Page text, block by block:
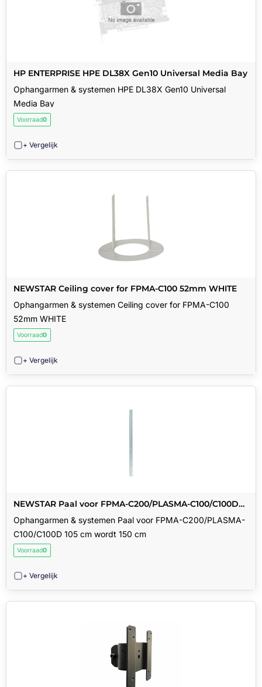
HP ENTERPRISE HPE DL38X Gen10 Universal Media Bay
Ophangarmen & systemen HPE DL38X Gen10 Universal
Media Bay
Voorraad0
+ Vergelijk
NEWSTAR Ceiling cover for FPMA-C100 52mm WHITE
Ophangarmen & systemen Ceiling cover for FPMA-C100
52mm WHITE
Voorraad0
+ Vergelijk
NEWSTAR Paal voor FPMA-C200/PLASMA-C100/C100D
105 cm wordt 150 cm
Ophangarmen & systemen Paal voor FPMA-C200/PLASMA-
C100/C100D 105 cm wordt 150 cm
Voorraad0
+ Vergelijk